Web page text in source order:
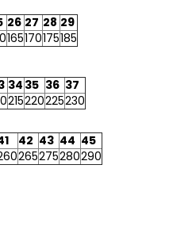
26 27 28 29
165170175185
34 35 36 37
215220225230
42 43 44 45
265275280290